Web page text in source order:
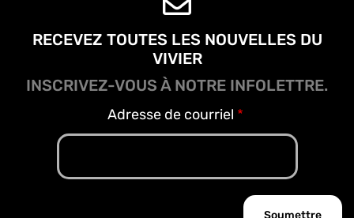
RECEVEZ TOUTES LES NOUVELLES DU
VIVIER
INSCRIVEZ-VOUS À NOTRE INFOLETTRE.
Adresse de courriel